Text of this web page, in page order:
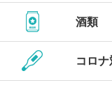
酒類
コロナ